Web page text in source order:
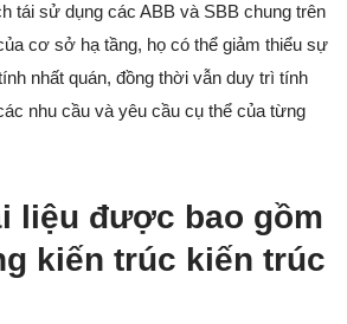
tái sử dụng các ABB và SBB chung trên
cơ sở hạ tầng, họ có thể giảm thiểu sự
nhất quán, đồng thời vẫn duy trì tính
nhu cầu và yêu cầu cụ thể của từng
liệu được bao gồm
kiến trúc kiến trúc